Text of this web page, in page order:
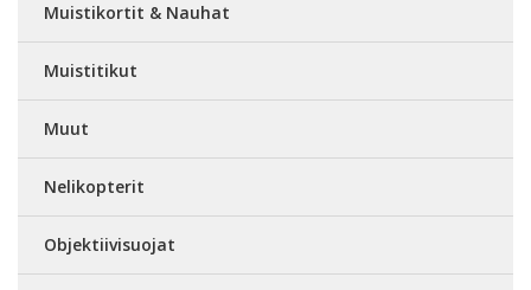
Muistikortit & Nauhat
Muistitikut
Muut
Nelikopterit
Objektiivisuojat